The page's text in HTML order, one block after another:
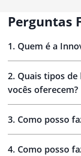
Perguntas
1. Quem é a
Brindes
2. Quais tipos
vocês oferecem?
3. Como posso
4. Como posso